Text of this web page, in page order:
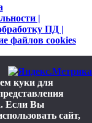
|
ПД |
файлов cookies
куки для
Если Вы
сайт,